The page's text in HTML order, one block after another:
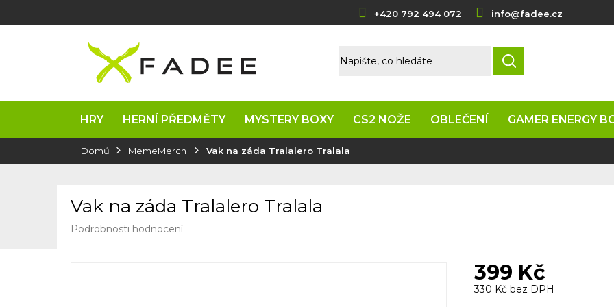
+420 792 494 072 info@fadee.cz
HLEDAT
HRY HERNÍ PŘEDMĚTY MYSTERY BOXY CS2 NOŽE OBLEČENÍ GAMER ENERGY
DomůMemeMerch Vak na záda Tralalero Tralala
Vak na záda Tralalero Tralala
Průměrné
Podrobnosti hodnocení
399 Kč
330 Kč bez DPH